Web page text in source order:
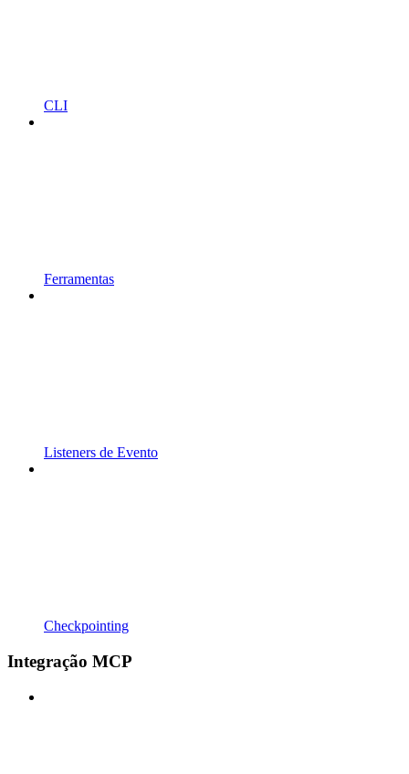
CLI
Ferramentas
Listeners de Evento
Checkpointing
Integração MCP